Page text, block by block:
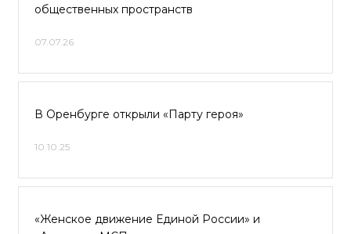
общественных пространств
07.07.26
В Оренбурге открыли «Парту героя»
10.10.25
«Женское движение Единой России» и